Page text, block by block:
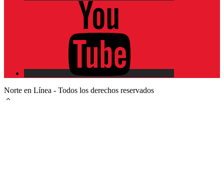
Norte en Línea - Todos los derechos reservados